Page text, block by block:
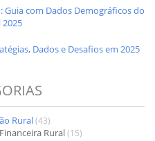
Guia com Dados Demográficos do
2025
Dados e Desafios em 2025
Rural(43)
Rural(15)